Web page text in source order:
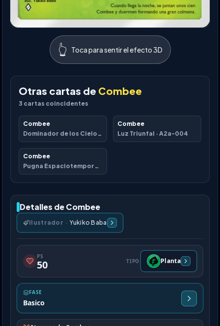
👆 Toca para sentir el efecto 3D
Otras cartas de Combee
3 cartas coincidentes
Combee
Dominador de los Cielos· B4-010
Combee
Luz Triunfal · A2a-004
Combee
Pugna Espaciotemporal
Detalles de Combee
Ilustrador · Yukiko Baba
PS
50 TIPO Planta
FASE
Basico